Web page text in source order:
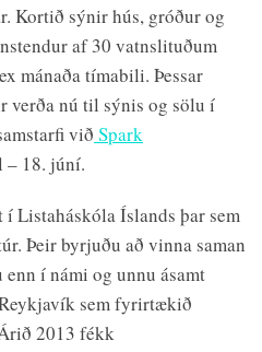
Kortið sýnir hús, gróður og
af 30 vatnslituðum
mánaða tímabili. Þessar
verða nú til sýnis og sölu í
við Spark
– 18. júní.
Listaháskóla Íslands þar sem
Þeir byrjuðu að vinna saman
í námi og unnu ásamt
sem fyrirtækið
2013 fékk